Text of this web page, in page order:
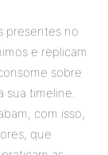
presentes no
e replicam
sobre
sua timeline.
com isso,
que